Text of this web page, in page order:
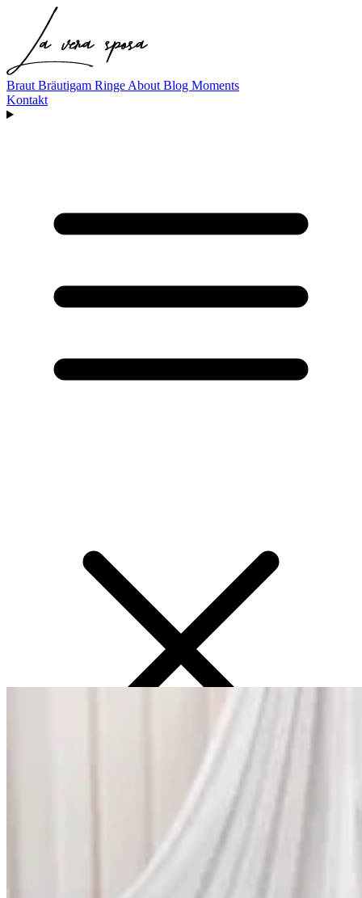
Braut Bräutigam Ringe About Blog Moments
Kontakt
CAPTURED Moments
Wir präsentieren euch die magischen und unvergesslichen